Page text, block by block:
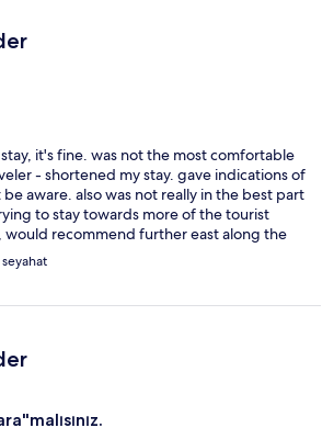
it's fine. was not the most comfortable
- shortened my stay. gave indications of
aware. also was not really in the best part
to stay towards more of the tourist
would recommend further east along the